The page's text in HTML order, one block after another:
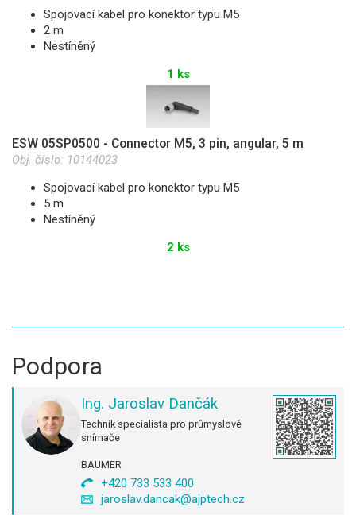
Spojovací kabel pro konektor typu M5
2 m
Nestíněný
1 ks
ESW 05SP0500 - Connector M5, 3 pin, angular, 5 m
Obj. číslo: 10144023
Spojovací kabel pro konektor typu M5
5 m
Nestíněný
2 ks
Podpora
Ing. Jaroslav Dančák
Technik specialista pro průmyslové
snímače
BAUMER
+420 733 533 400
jaroslav.dancak@ajptech.cz